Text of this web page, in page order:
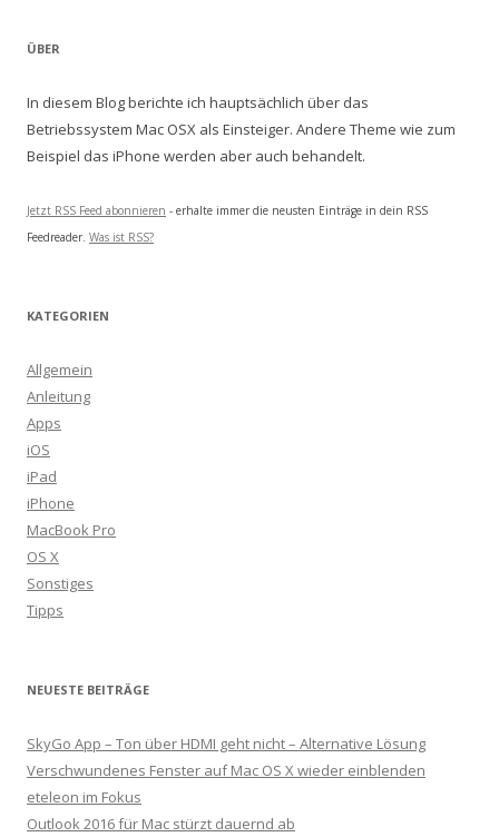
ÜBER
In diesem Blog berichte ich hauptsächlich über das
Betriebssystem Mac OSX als Einsteiger. Andere Theme wie zum
Beispiel das iPhone werden aber auch behandelt.
Jetzt RSS Feed abonnieren - erhalte immer die neusten Einträge in dein RSS
Feedreader. Was ist RSS?
KATEGORIEN
Allgemein
Anleitung
Apps
iOS
iPad
iPhone
MacBook Pro
OS X
Sonstiges
Tipps
NEUESTE BEITRÄGE
SkyGo App – Ton über HDMI geht nicht – Alternative Lösung
Verschwundenes Fenster auf Mac OS X wieder einblenden
eteleon im Fokus
Outlook 2016 für Mac stürzt dauernd ab